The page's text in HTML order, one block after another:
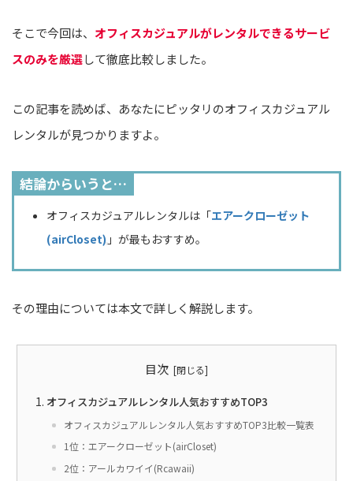
そこで今回は、 オフィスカジュアルがレンタルできるサービ
スのみを厳選して徹底比較しました。
この記事を読めば、あなたにピッタリのオフィスカジュアル
レンタルが見つかりますよ。
結論からいうと…
オフィスカジュアルレンタルは「エアークローゼット
(airCloset) 」が最もおすすめ。
その理由については本文で詳しく解説します。
目次
オフィスカジュアルレンタル人気おすすめTOP3
オフィスカジュアルレンタル人気おすすめTOP3比較一覧表
1位：エアークローゼット(airCloset)
2位：アールカワイイ(Rcawaii)